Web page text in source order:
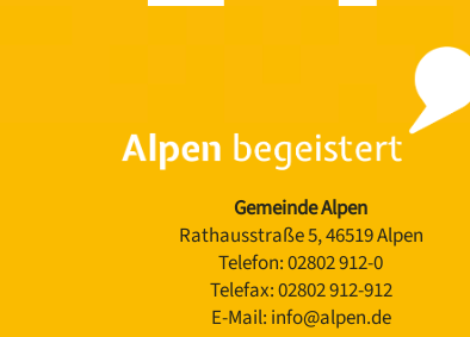
Gemeinde Alpen
Rathausstraße 5, 46519 Alpen
Telefon:02802 912-0
Telefax:02802 912-912
E-Mail: info@alpen.de